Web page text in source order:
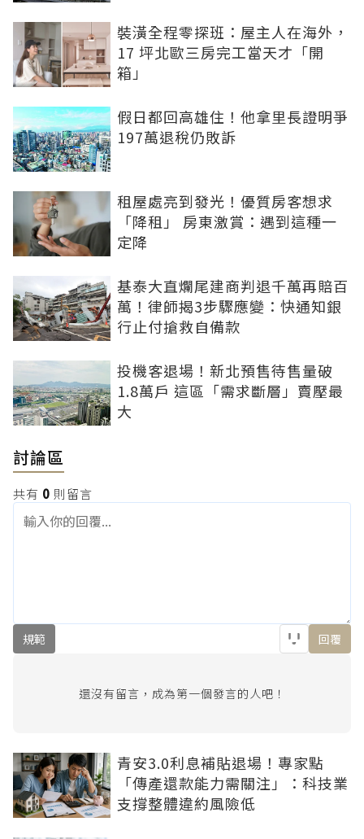
裝潢全程零探班：屋主人在海外，
17 坪北歐三房完工當天才「開
箱」
假日都回高雄住！他拿里長證明爭
197萬退稅仍敗訴
租屋處亮到發光！優質房客想求
「降租」 房東激賞：遇到這種一
定降
基泰大直爛尾建商判退千萬再賠百
萬！律師揭3步驟應變：快通知銀
行止付搶救自備款
投機客退場！新北預售待售量破
1.8萬戶 這區「需求斷層」賣壓最
大
討論區
共有 0 則留言
規範 回覆
還沒有留言，成為第一個發言的人吧！
青安3.0利息補貼退場！專家點
「傳產還款能力需關注」：科技業
支撐整體違約風險低